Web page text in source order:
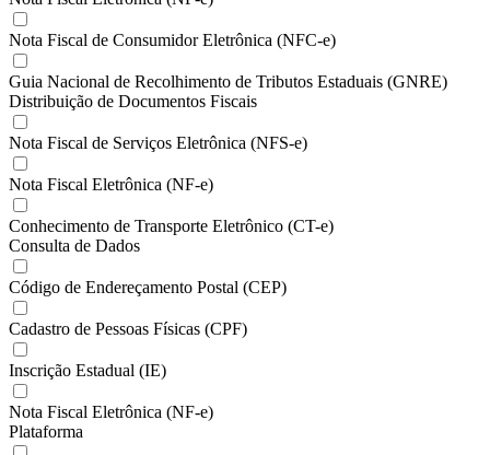
Nota Fiscal de Consumidor Eletrônica (NFC-e)
Guia Nacional de Recolhimento de Tributos Estaduais (GNRE)
Distribuição de Documentos Fiscais
Nota Fiscal de Serviços Eletrônica (NFS-e)
Nota Fiscal Eletrônica (NF-e)
Conhecimento de Transporte Eletrônico (CT-e)
Consulta de Dados
Código de Endereçamento Postal (CEP)
Cadastro de Pessoas Físicas (CPF)
Inscrição Estadual (IE)
Nota Fiscal Eletrônica (NF-e)
Plataforma